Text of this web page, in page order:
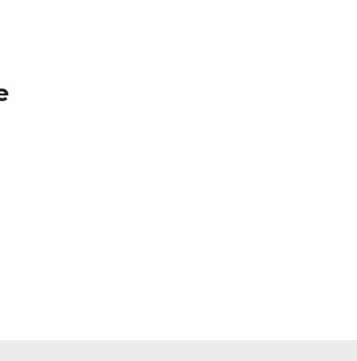
leggero, maneggevole e facile da usare.
con capacità di 45 ml e facile da svuotare.